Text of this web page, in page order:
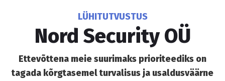
LÜHITUTVUSTUS
Nord Security OÜ
Ettevõttena meie suurimaks prioriteediks on
tagada kõrgtasemel turvalisus ja usaldusväärne